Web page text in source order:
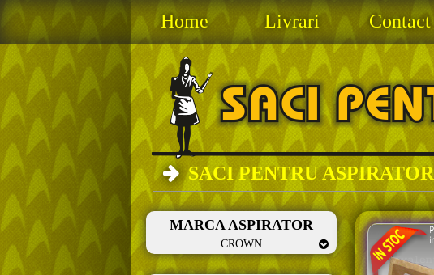
Home Livrari Contact
SACI PENTRU ASPIRATOR
MARCA ASPIRATOR
CROWN